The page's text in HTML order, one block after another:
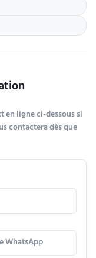
ligne ci-dessous si
contactera dès que